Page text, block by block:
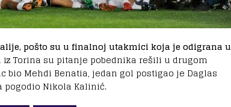
pošto su u finalnoj utakmici koja je odigrana u
iz Torina su pitanje pobednika rešili u drugom
Mehdi Benatia, jedan gol postigao je Daglas
pogodio Nikola Kalinić.